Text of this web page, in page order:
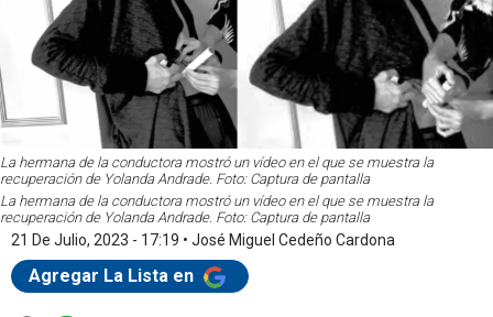
La hermana de la conductora mostró un vídeo en el que se muestra la
recuperación de Yolanda Andrade. Foto: Captura de pantalla
La hermana de la conductora mostró un vídeo en el que se muestra la
recuperación de Yolanda Andrade. Foto: Captura de pantalla
21 De Julio, 2023 - 17:19 • José Miguel Cedeño Cardona
Agregar La Lista en